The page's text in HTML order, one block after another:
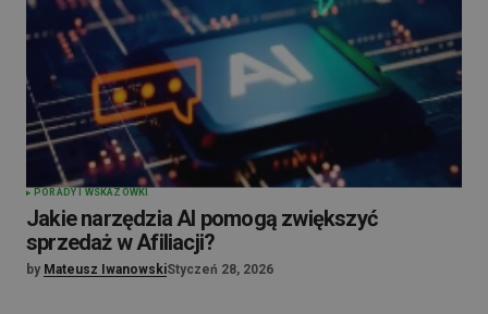
PORADY I WSKAZÓWKI
Jakie narzędzia AI pomogą zwiększyć
sprzedaż w Afiliacji?
by Mateusz IwanowskiStyczeń 28, 2026